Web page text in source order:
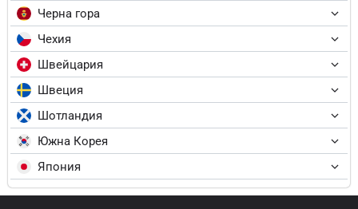
Черна гора
Чехия
Швейцария
Швеция
Шотландия
Южна Корея
Япония